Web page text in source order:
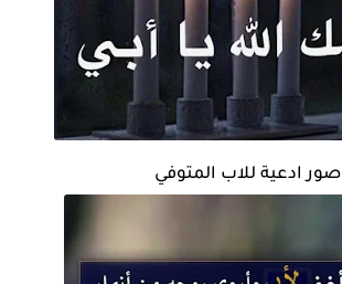
صور ادعية للاب المتوفي